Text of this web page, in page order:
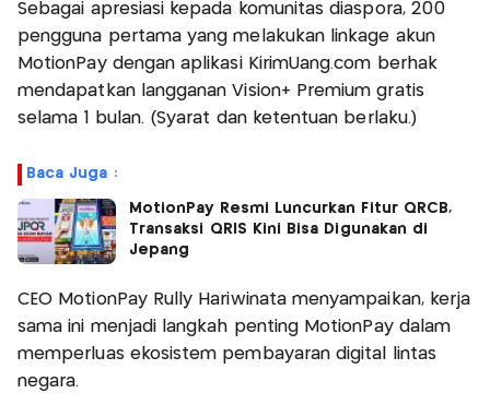
Sebagai apresiasi kepada komunitas diaspora, 200
pengguna pertama yang melakukan linkage akun
MotionPay dengan aplikasi KirimUang.com berhak
mendapatkan langganan Vision+ Premium gratis
selama 1 bulan. (Syarat dan ketentuan berlaku.)
Baca Juga :
MotionPay Resmi Luncurkan Fitur QRCB,
Transaksi QRIS Kini Bisa Digunakan di
Jepang
CEO MotionPay Rully Hariwinata menyampaikan, kerja
sama ini menjadi langkah penting MotionPay dalam
memperluas ekosistem pembayaran digital lintas
negara.